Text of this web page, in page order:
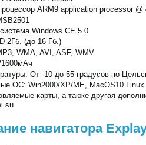
ARM9 application processor @
Windows CE 5.0
2Гб. (до 16 Гб.)
WMA, AVI, ASF, WMV
От -10 до 55 градусов по
ОС: Win2000/XP/ME, MacOS10
карты, а также другая
навигатора